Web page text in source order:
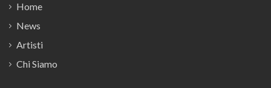
Home
News
Artisti
Chi Siamo